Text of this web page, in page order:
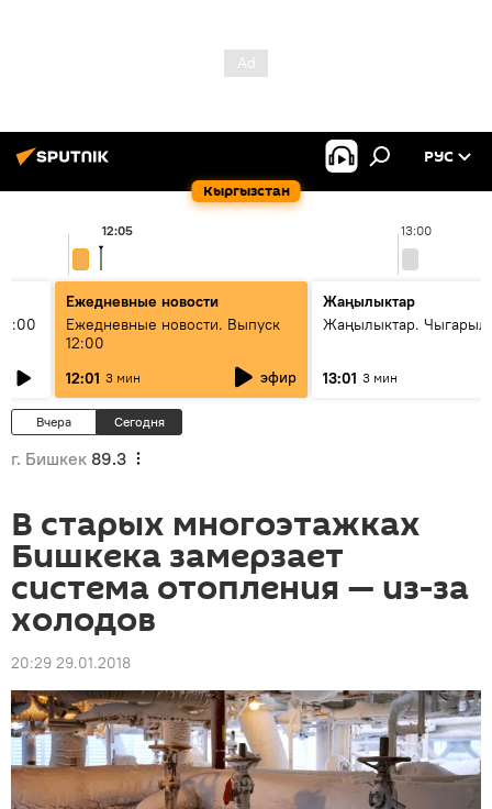
Кыргызстан
РУС
13:00
12:05
Ежедневные новости
Ежедневные новости. Выпуск
12:00
12:01 3 мин эфир
Жаңылыктар
Жаңылыктар.
13:01 3 мин
Вчера Сегодня
г. Бишкек 89.3
В старых многоэтажках
Бишкека замерзает
система отопления — из-за
холодов
20:29 29.01.2018